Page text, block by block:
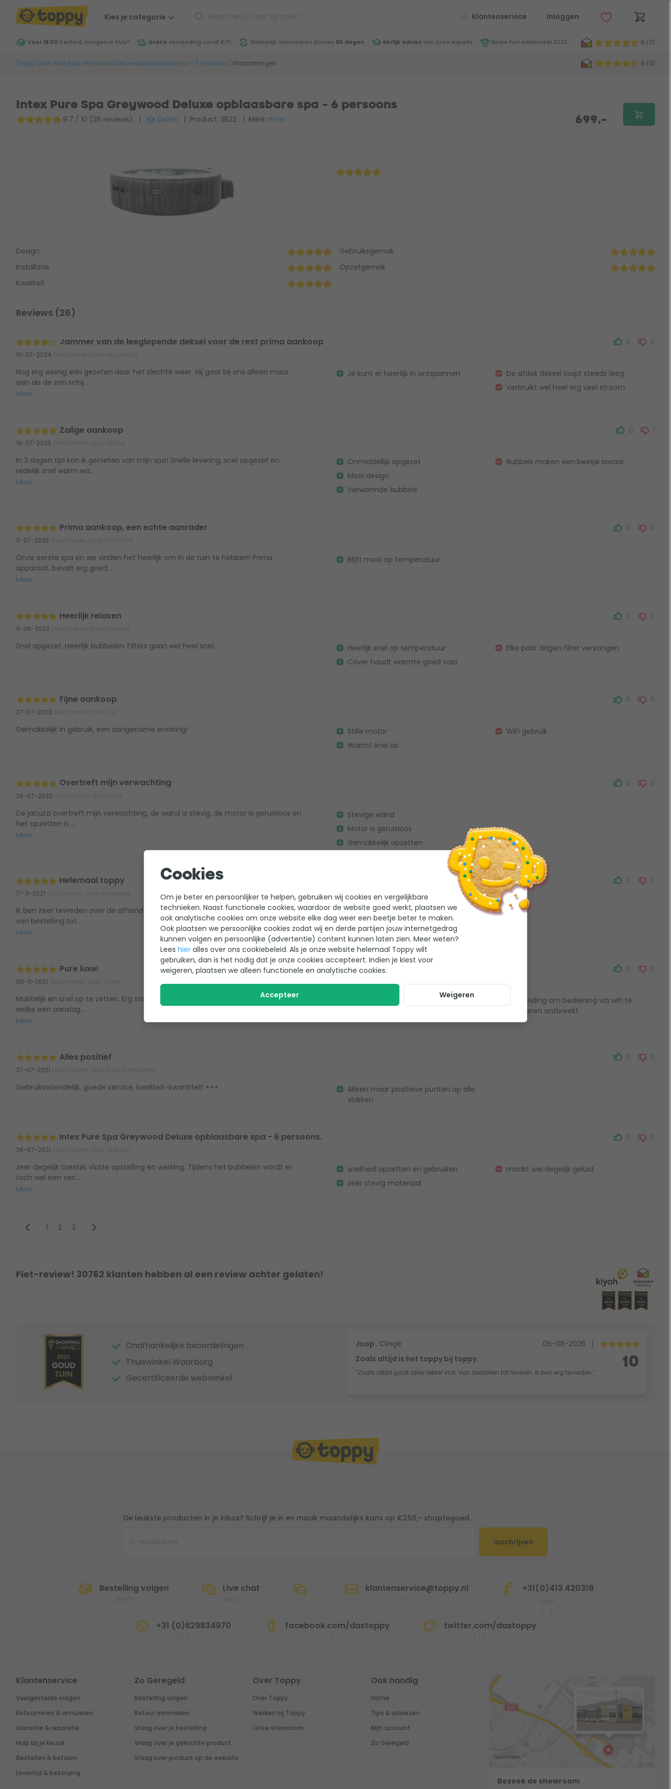
Kies je categorie Klantenservice Inloggen
Voor 18:00 besteld, morgen in huis* Gratis verzending vanaf €75 Makkelijk retourneren binnen 90 dagen Eerlijk advies van onze experts Beste tuin webwinkel 2023 9 /10
Toppy Intex Pure Spa Greywood Deluxe opblaasbare spa - 6 persoons Waarderingen 9 /10
Intex Pure Spa Greywood Deluxe opblaasbare spa - 6 persoons
9.7 / 10 (26 reviews) | Delen | Product: 11522 | Merk: Intex 699,-
Design
Installatie
Kwaliteit
Gebruiksgemak
Opzetgemak
Reviews (26)
Jammer van de leeglopende deksel voor de rest prima aankoop
10-07-2024
0 0
Nog erg weinig erin gezeten door het slechte weer. Hij gaat bij ons alleen maar
aan als de zon schij...
Meer
Je kunt er heerlijk in ontspannen
De afdek deksel loopt steeds leeg
Verbruikt wel heel erg veel stroom
Zalige aankoop
19-07-2023
0 1
In 3 dagen tijd kon ik genieten van mijn spa! Snelle levering, snel opgezet en
redelijk snel warm wa...
Meer
Onmiddellijk opgezet
Mooi design
Verwarmde bubbels
Bubbels maken een beetje lawaai
Prima aankoop, een echte aanrader
11-07-2023
0 0
Onze eerste spa en we vinden het heerlijk om in de tuin te hebben! Prima
apparaat, bevalt erg goed, ...
Meer
Blijft mooi op temperatuur
Heerlijk relaxen
11-06-2023
0 0
Snel opgezet. Heerlijk bubbelen. Filters gaan wel heel snel.
Heerlijk snel op temperatuur
Cover houdt warmte goed vast
Elke paar dagen filter vervangen
Fijne aankoop
27-07-2022
0 0
Gemakkelijk in gebruik, een aangename ervaring!
Stille motor
Warmt snel op
WiFi gebruik
Overtreft mijn verwachting
26-07-2022
0 0
De jacuzzi overtreft mijn verwachting, de wand is stevig, de motor is geruisloos en
het opzetten is ...
Meer
Stevige wand
Motor is geruisloos
Gemakkelijk opzetten
Helemaal toppy
17-11-2021
0 0
Ik ben zeer tevreden over de afhandeling van m'n bestelling. Vanaf de plaatsing
van bestelling tot ...
Meer
Pure luxe!
09-11-2021
0 0
Makkelijk en snel op te zetten. Erg stevig bad. Houdt wel rekening met het wattage
welke een aanslag...
Meer
Handleiding om bediening via wifi te
installeren ontbreekt
Alles positief
27-07-2021
0 0
Gebruiksvriendelijk, goede service, kwaliteit-kwantiteit +++
Alleen maar positieve punten op alle
vlakken.
Intex Pure Spa Greywood Deluxe opblaasbare spa - 6 persoons.
26-07-2021
0 0
zeer degelijk toestel, vlotte opstelling en werking. Tijdens het bubbelen wordt er
toch wel een seri...
Meer
snelheid opzetten en gebruiken
zeer stevig materiaal
maakt wel degelijk geluid
1 2 3
Fiet-review! 30762 klanten hebben al een review achter gelaten!
Onafhankelijke beoordelingen
Thuiswinkel Waarborg
Gecertificeerde webwinkel
Joop , Clinge 06-08-2026
|
Zoals altijd is het toppy bij toppy.
“Zoals altijd gaat alles lekker vlot. Van bestellen tot leveren. Ik ben erg tevreden.”
10
De leukste producten in je inbox? Schrijf je in en maak maandelijks kans op €250,- shoptegoed.
Inschrijven
Bestelling volgen Live chat klantenservice@toppy.nl +31(0)413 420319
+31 (0)629834970 facebook.com/dastoppy twitter.com/dastoppy
Klantenservice
Veelgestelde vragen
Retourneren & annuleren
Garantie & reparatie
Hulp bij je keuze
Bestellen & betalen
Levertijd & bezorging
Zo Geregeld
Bestelling volgen
Retour aanmaken
Vraag over je bestelling
Vraag over je gekochte product
Vraag over product op de website
Over Toppy
Over Toppy
Werken bij Toppy
Onze showroom
Ook handig
Home
Tips & adviezen
Mijn account
Zo Geregeld
Bezoek de showroom
Cookies
Om je beter en persoonlijker te helpen, gebruiken wij cookies en vergelijkbare
technieken. Naast functionele cookies, waardoor de website goed werkt, plaatsen we
ook analytische cookies om onze website elke dag weer een beetje beter te maken.
Ook plaatsen we persoonlijke cookies zodat wij en derde partijen jouw internetgedrag
kunnen volgen en persoonlijke (advertentie) content kunnen laten zien. Meer weten?
Lees hier alles over ons cookiebeleid. Als je onze website helemaal Toppy wilt
gebruiken, dan is het nodig dat je onze cookies accepteert. Indien je kiest voor
weigeren, plaatsen we alleen functionele en analytische cookies.
Accepteer Weigeren